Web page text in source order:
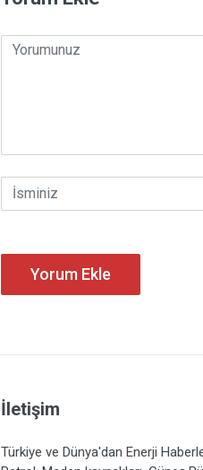
Yorum Ekle
İletişim
Türkiye ve Dünya'dan Enerji